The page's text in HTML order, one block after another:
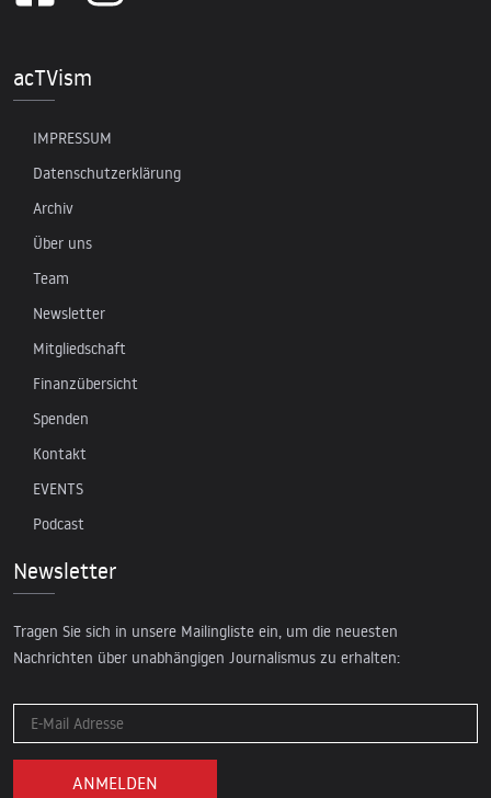
acTVism
IMPRESSUM
Datenschutzerklärung
Archiv
Über uns
Team
Newsletter
Mitgliedschaft
Finanzübersicht
Spenden
Kontakt
EVENTS
Podcast
Newsletter
Tragen Sie sich in unsere Mailingliste ein, um die neuesten
Nachrichten über unabhängigen Journalismus zu erhalten: